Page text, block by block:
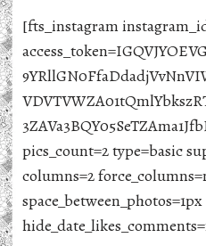
[fts_instagram
pics_count=2 type=basic
columns=2